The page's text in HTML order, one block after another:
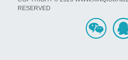
RESERVED